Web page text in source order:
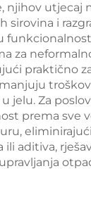
njihov utjecaj
sirovina i
za
praktično
jelu. Za
prema sve
ili aditiva,